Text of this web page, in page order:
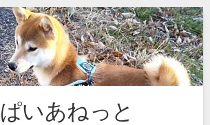
いあねっと